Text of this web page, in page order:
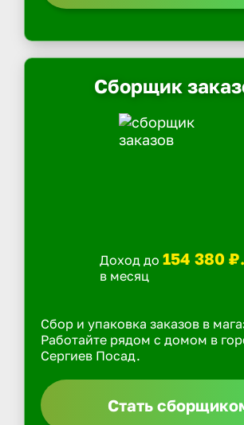
Сборщик
Доход до 154 380 ₽.
в месяц
Сбор и упаковка заказов в
Работайте рядом с домом в
Сергиев Посад.
Стать